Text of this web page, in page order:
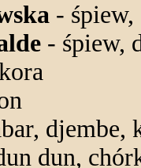
- śpiew,
- śpiew,
djembe,
dun,